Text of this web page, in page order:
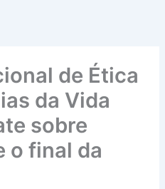
de Ética
da Vida
sobre
o final da